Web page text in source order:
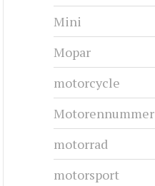
Mini
Mopar
motorcycle
Motorennummer
motorrad
motorsport